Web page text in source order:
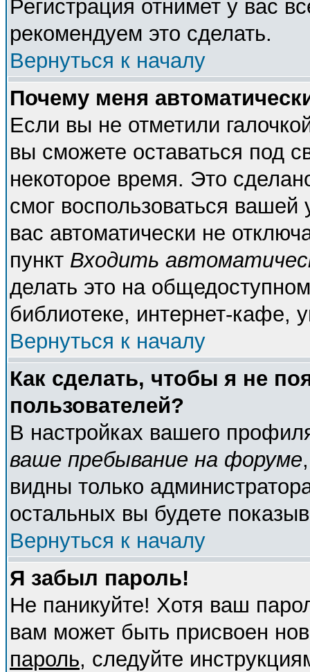
Регистрация отнимет у вас
рекомендуем это сделать.
Вернуться к началу
Почему меня
Если вы не отметили
вы сможете оставаться под
некоторое время. Это
смог воспользоваться
вас автоматически не
пункт Входить
делать это на
библиотеке, интернет-кафе,
Вернуться к началу
Как сделать, чтобы я не
пользователей?
В настройках вашего
ваше пребывание на форуме
видны только
остальных вы будете
Вернуться к началу
Я забыл пароль!
Не паникуйте! Хотя ваш
вам может быть присвоен
пароль, следуйте